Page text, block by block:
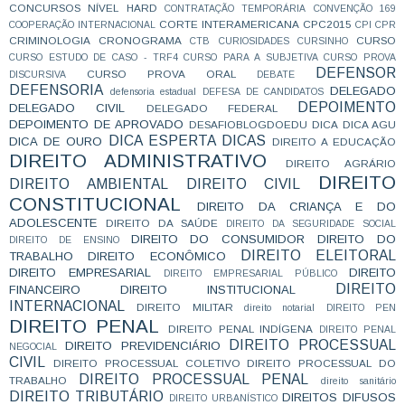
CONCURSOS NÍVEL HARD CONTRATAÇÃO TEMPORÁRIA
CONVENÇÃO 169
COOPERAÇÃO INTERNACIONAL
CORTE INTERAMERICANA CPC2015 CPI CPR
CRIMINOLOGIA CRONOGRAMA CTB CURIOSIDADES CURSINHO CURSO
CURSO ESTUDO DE CASO - TRF4 CURSO PARA A SUBJETIVA
CURSO PROVA
DISCURSIVA
CURSO PROVA ORAL DEBATE
DEFENSOR
DEFENSORIA
defensoria estadual DEFESA DE CANDIDATOS
DELEGADO
DELEGADO CIVIL
DELEGADO FEDERAL DEPOIMENTO
DEPOIMENTO DE APROVADO DESAFIOBLOGDOEDU DICA DICA AGU
DICA DE OURO DICA ESPERTA DICAS DIREITO A EDUCAÇÃO
DIREITO ADMINISTRATIVO DIREITO AGRÁRIO
DIREITO AMBIENTAL DIREITO CIVIL
DIREITO
CONSTITUCIONAL
DIREITO DA CRIANÇA E DO
ADOLESCENTE
DIREITO DA SAÚDE
DIREITO DA SEGURIDADE SOCIAL
DIREITO DE ENSINO
DIREITO DO CONSUMIDOR
DIREITO DO
TRABALHO
DIREITO ECONÔMICO DIREITO ELEITORAL
DIREITO EMPRESARIAL DIREITO EMPRESARIAL PÚBLICO
DIREITO
FINANCEIRO
DIREITO INSTITUCIONAL
DIREITO
INTERNACIONAL
DIREITO MILITAR direito notarial DIREITO PEN
DIREITO PENAL DIREITO PENAL INDÍGENA
DIREITO PENAL
NEGOCIAL
DIREITO PREVIDENCIÁRIO
DIREITO PROCESSUAL
CIVIL
DIREITO PROCESSUAL COLETIVO
DIREITO PROCESSUAL DO
TRABALHO
DIREITO PROCESSUAL PENAL direito sanitário
DIREITO TRIBUTÁRIO DIREITO URBANÍSTICO DIREITOS DIFUSOS